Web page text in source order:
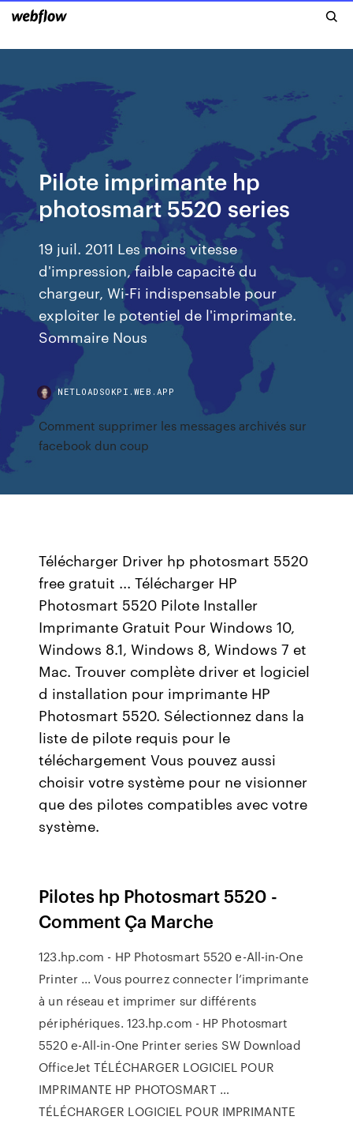
Pilote imprimante hp
photosmart 5520 series
19 juil. 2011 Les moins vitesse
d'impression, faible capacité du
chargeur, Wi-Fi indispensable pour
exploiter le potentiel de l'imprimante.
Sommaire Nous
NETLOADSOKPI.WEB.APP
Comment supprimer les messages archivés sur
facebook dun coup
Télécharger Driver hp photosmart 5520
free gratuit ... Télécharger HP
Photosmart 5520 Pilote Installer
Imprimante Gratuit Pour Windows 10,
Windows 8.1, Windows 8, Windows 7 et
Mac. Trouver complète driver et logiciel
d installation pour imprimante HP
Photosmart 5520. Sélectionnez dans la
liste de pilote requis pour le
téléchargement Vous pouvez aussi
choisir votre système pour ne visionner
que des pilotes compatibles avec votre
système.
Pilotes hp Photosmart 5520 -
Comment Ça Marche
123.hp.com - HP Photosmart 5520 e-All-in-One
Printer ... Vous pourrez connecter l’imprimante
à un réseau et imprimer sur différents
périphériques. 123.hp.com - HP Photosmart
5520 e-All-in-One Printer series SW Download
OfficeJet TÉLÉCHARGER LOGICIEL POUR
IMPRIMANTE HP PHOTOSMART …
TÉLÉCHARGER LOGICIEL POUR IMPRIMANTE